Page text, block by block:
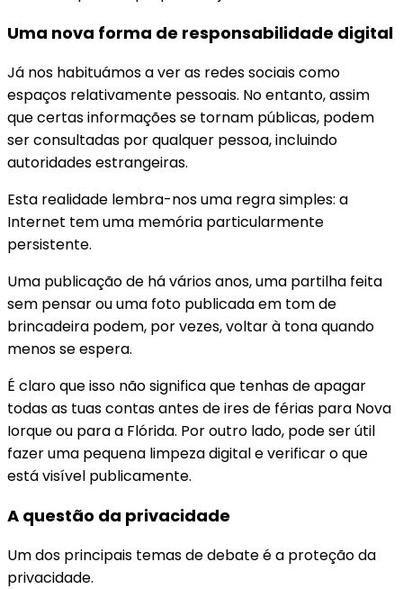
Uma nova forma de responsabilidade digital
Já nos habituámos a ver as redes sociais como
espaços relativamente pessoais. No entanto, assim
que certas informações se tornam públicas, podem
ser consultadas por qualquer pessoa, incluindo
autoridades estrangeiras.
Esta realidade lembra-nos uma regra simples: a
Internet tem uma memória particularmente
persistente.
Uma publicação de há vários anos, uma partilha feita
sem pensar ou uma foto publicada em tom de
brincadeira podem, por vezes, voltar à tona quando
menos se espera.
É claro que isso não significa que tenhas de apagar
todas as tuas contas antes de ires de férias para Nova
Iorque ou para a Flórida. Por outro lado, pode ser útil
fazer uma pequena limpeza digital e verificar o que
está visível publicamente.
A questão da privacidade
Um dos principais temas de debate é a proteção da
privacidade.